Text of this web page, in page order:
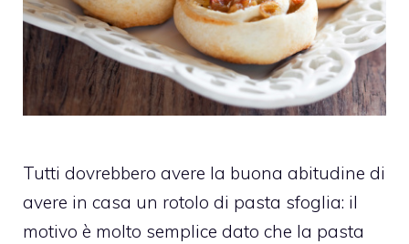
Tutti dovrebbero avere la buona abitudine di
avere in casa un rotolo di pasta sfoglia: il
motivo è molto semplice dato che la pasta